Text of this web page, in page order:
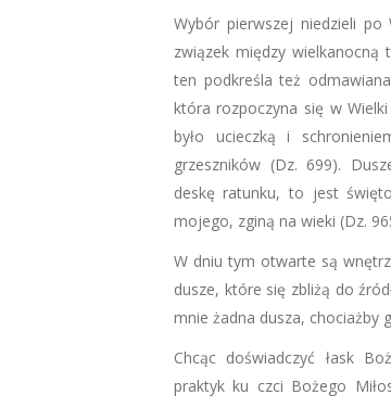
Wybór pierwszej niedzieli po
związek między wielkanocną
ten podkreśla też
która rozpoczyna się w
było ucieczką i
grzeszników (Dz. 699).
deskę ratunku, to jest
mojego, zginą na wieki (Dz.
W dniu tym otwarte są
dusze, które się zbliżą do
mnie żadna dusza, chociażby
Chcąc doświadczyć łask
praktyk ku czci Bożego